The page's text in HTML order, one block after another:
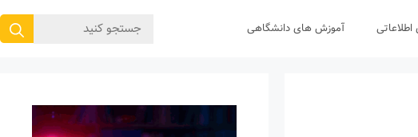
اطلاعاتی آموزش های دانشگاهی
جستجوی